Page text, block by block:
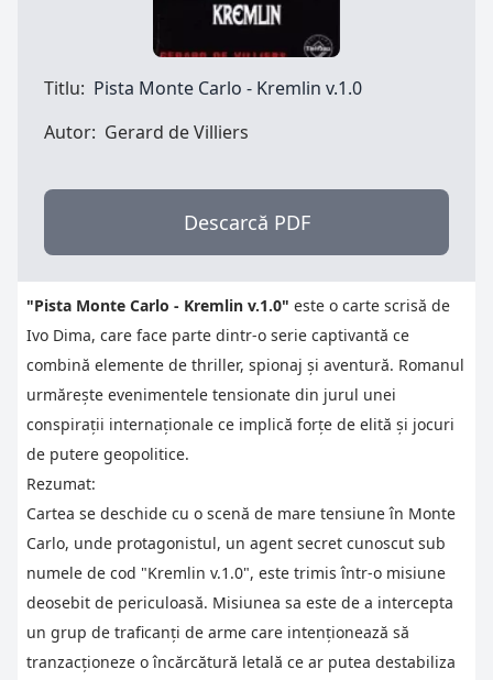
Titlu: Pista Monte Carlo - Kremlin v.1.0
Autor: Gerard de Villiers
Descarcă PDF
"Pista Monte Carlo - Kremlin v.1.0" este o carte scrisă de
Ivo Dima, care face parte dintr-o serie captivantă ce
combină elemente de thriller, spionaj și aventură. Romanul
urmărește evenimentele tensionate din jurul unei
conspirații internaționale ce implică forțe de elită și jocuri
de putere geopolitice.
Rezumat:
Cartea se deschide cu o scenă de mare tensiune în Monte
Carlo, unde protagonistul, un agent secret cunoscut sub
numele de cod "Kremlin v.1.0", este trimis într-o misiune
deosebit de periculoasă. Misiunea sa este de a intercepta
un grup de traficanți de arme care intenționează să
tranzacționeze o încărcătură letală ce ar putea destabiliza